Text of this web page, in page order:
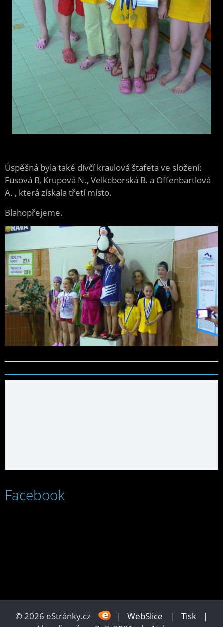
Úspěšná byla také dívčí kraulová štafeta ve složení:
Fusová B, Krupová N., Velkoborská B. a Offenbartlová
A. , která získala třetí místo.
Blahopřejeme.
Facebook
© 2026 eStránky.cz | WebSlice | Tisk
|